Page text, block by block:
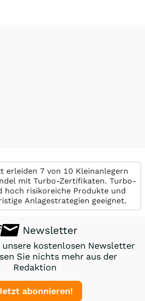
erleiden 7 von 10 Kleinanlegern
mit Turbo-Zertifikaten. Turbo-
hoch risikoreiche Produkte und
Anlagestrategien geeignet.
Newsletter
unsere kostenlosen Newsletter
Sie nichts mehr aus der
Redaktion
abonnieren!